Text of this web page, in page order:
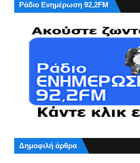
Ράδιο Ενημέρωση 92,2FM
Δημοφιλή άρθρα